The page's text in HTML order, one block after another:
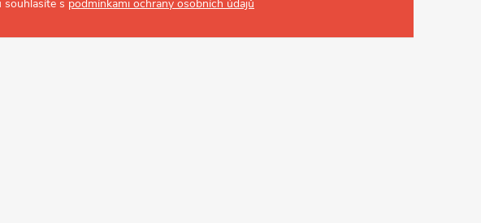
souhlasíte s podmínkami ochrany osobních údajů